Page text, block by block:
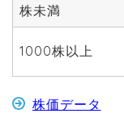
株未満
1000株以上
株価データ